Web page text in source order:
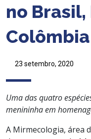
no Brasil,
Colômbia
23 setembro, 2020
Uma das quatro
menininha em
A Mirmecologia, área